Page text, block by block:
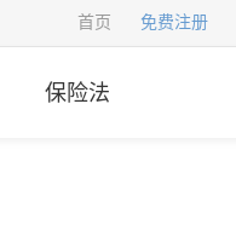
首页 免费注册
保险法